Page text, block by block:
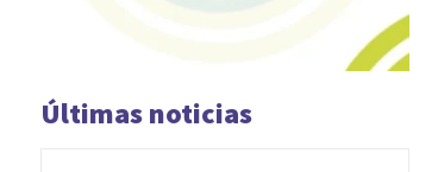
Últimas noticias